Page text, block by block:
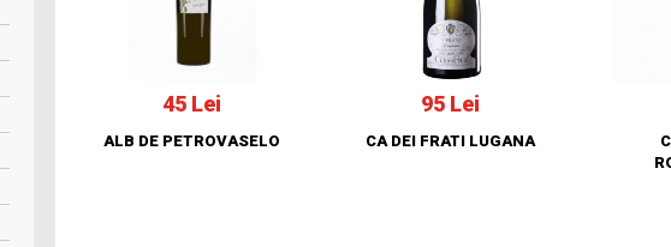
45 Lei
ALB DE PETROVASELO
95 Lei
CA DEI FRATI LUGANA